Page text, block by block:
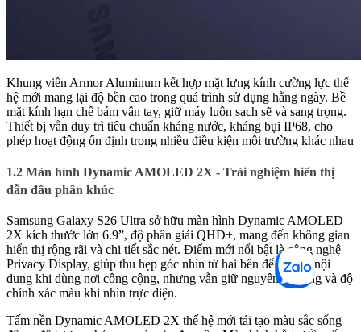
Khung viền Armor Aluminum kết hợp mặt lưng kính cường lực thế
hệ mới mang lại độ bền cao trong quá trình sử dụng hằng ngày. Bề
mặt kính hạn chế bám vân tay, giữ máy luôn sạch sẽ và sang trọng.
Thiết bị vẫn duy trì tiêu chuẩn kháng nước, kháng bụi IP68, cho
phép hoạt động ổn định trong nhiều điều kiện môi trường khác nhau
1.2 Màn hình Dynamic AMOLED 2X - Trải nghiệm hiển thị
dẫn đầu phân khúc
Samsung Galaxy S26 Ultra sở hữu màn hình Dynamic AMOLED
2X kích thước lớn 6.9”, độ phân giải QHD+, mang đến không gian
hiển thị rộng rãi và chi tiết sắc nét. Điểm mới nổi bật là công nghệ
Privacy Display, giúp thu hẹp góc nhìn từ hai bên để bảo vệ nội
dung khi dùng nơi công cộng, nhưng vẫn giữ nguyên độ sáng và độ
chính xác màu khi nhìn trực diện.
Tấm nền Dynamic AMOLED 2X thế hệ mới tái tạo màu sắc sống